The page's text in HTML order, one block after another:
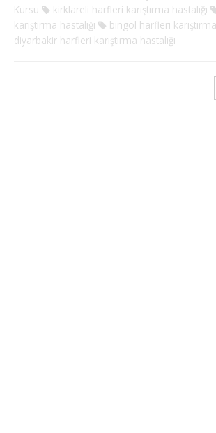
Kursu
kirklareli harfleri karıştırma hastalığı
karıştırma hastalığı
bingöl harfleri karıştırma
diyarbakir harfleri karıştırma hastalığı